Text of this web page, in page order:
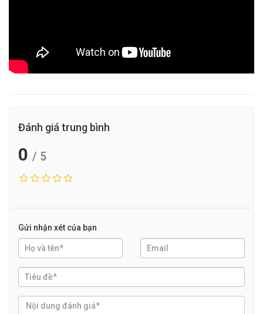
Đánh giá trung bình
0 / 5
Gửi nhận xét của bạn